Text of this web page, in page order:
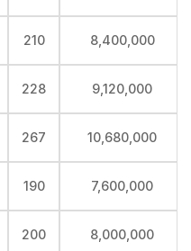
210 8,400,000
228 9,120,000
267 10,680,000
190 7,600,000
200 8,000,000